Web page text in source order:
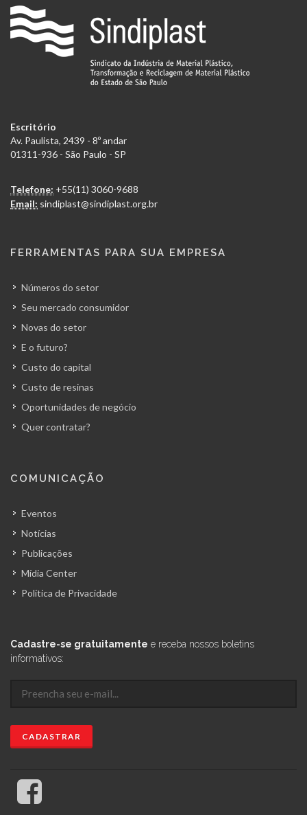
Escritório
Av. Paulista, 2439 - 8º andar
01311-936 - São Paulo - SP
Telefone: +55(11) 3060-9688
Email: sindiplast@sindiplast.org.br
FERRAMENTAS PARA SUA EMPRESA
Números do setor
Seu mercado consumidor
Novas do setor
E o futuro?
Custo do capital
Custo de resinas
Oportunidades de negócio
Quer contratar?
COMUNICAÇÃO
Eventos
Notícias
Publicações
Mídia Center
Política de Privacidade
Cadastre-se gratuitamente e receba nossos boletins
informativos: